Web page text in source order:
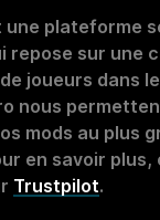
une plateforme
repose sur une
joueurs dans
nous
mods au plus
en savoir
Trustpilot.